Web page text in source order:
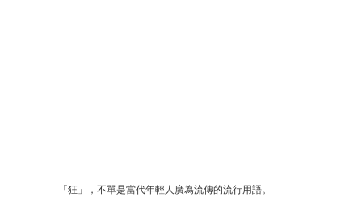
「狂」，不單是當代年輕人廣為流傳的流行用語。